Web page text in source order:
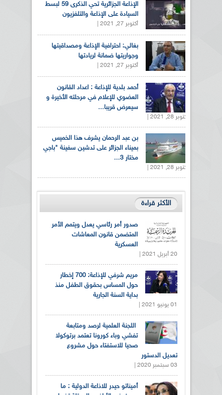
الإذاعة الجزائرية تحي الذكرى 59 لبسط
السيادة على الإذاعة والتلفزيون
أكتوبر 27, 2021 |
بغالي: احترافية الإذاعة ومصداقيتها
وجواريتها ضمانة لريادتها
أكتوبر 27, 2021 |
أحمد بلدية للإذاعة : اعداد القانون
العضوي للإعلام في مرحلته الأخيرة و
سيعرض قريبا...
أكتوبر 28, 2021 |
بن عبد الرحمان يشرف هذا الخميس
بميناء الجزائر على تدشين سفينة "باجي
مختار 3...
أكتوبر 28, 2021 |
الأكثر قراءة
صدور أمر رئاسي يعدل ويتمم الأمر
المتضمن قانون المعاشات
العسكرية
20 أبريل 2021 |
مريم شرفي للإذاعة: 700 إخطار
حول المساس بحقوق الطفل منذ
بداية السنة الجارية
01 يونيو 2021 |
اللجنة العلمية لرصد ومتابعة
تفشي وباء كورونا تعتمد برتوكولا
صحيا للاستفتاء حول مشروع
تعديل الدستور
03 سبتمبر 2020 |
أميناتو حيدر للاذاعة الدولية : ما